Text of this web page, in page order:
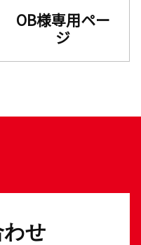
OB様専用ペー
ジ
せ